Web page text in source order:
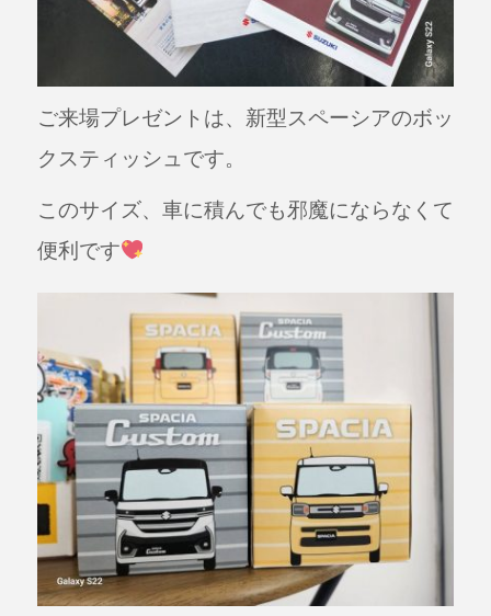
ご来場プレゼントは、新型スペーシアのボッ
クスティッシュです。
このサイズ、車に積んでも邪魔にならなくて
便利です